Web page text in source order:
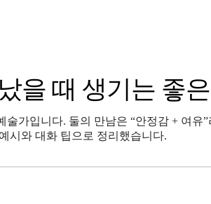
을 때 생기는 좋
가입니다. 둘의 만남은 “안정감 + 여
시와 대화 팁으로 정리했습니다.